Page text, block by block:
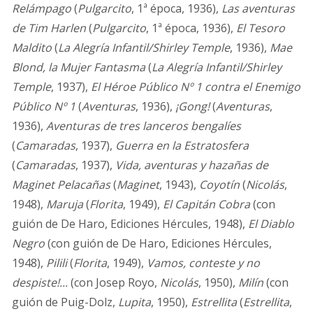
Relámpago(Pulgarcito, 1ª época, 1936), Las aventuras
de Tim Harlen(Pulgarcito, 1ª época, 1936), El Tesoro
Maldito(La Alegría Infantil/Shirley Temple, 1936), Mae
Blond, la Mujer Fantasma(La Alegría Infantil/Shirley
Temple, 1937), El Héroe Público Nº 1 contra el Enemigo
Público Nº 1(Aventuras, 1936), ¡Gong!(Aventuras,
1936), Aventuras de tres lanceros bengalíes
(Camaradas, 1937), Guerra en la Estratosfera
(Camaradas, 1937), Vida, aventuras y hazañas de
Maginet Pelacañas(Maginet, 1943), Coyotín(Nicolás,
1948), Maruja(Florita, 1949), El Capitán Cobra(con
guión de De Haro, Ediciones Hércules, 1948), El Diablo
Negro(con guión de De Haro, Ediciones Hércules,
1948), Pilili(Florita, 1949), Vamos, conteste y no
despiste!...(con Josep Royo, Nicolás, 1950), Milín(con
guión de Puig-Dolz, Lupita, 1950), Estrellita(Estrellita,